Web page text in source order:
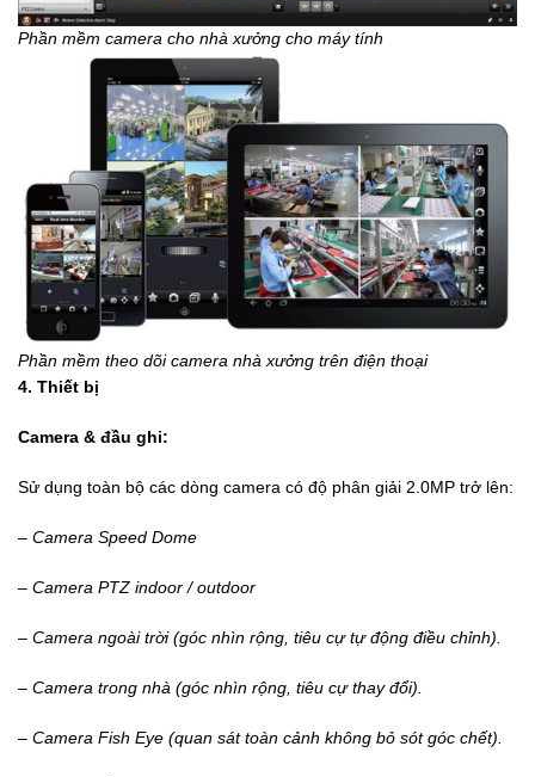
Phần mềm camera cho nhà xưởng cho máy tính
Phần mềm theo dõi camera nhà xưởng trên điện thoại
4. Thiết bị
Camera & đầu ghi:
Sử dụng toàn bộ các dòng camera có độ phân giải 2.0MP trở lên:
– Camera Speed Dome
– Camera PTZ indoor /outdoor
– Camera ngoài trời(góc nhìn rộng, tiêu cự tự động điều chỉnh).
– Camera trong nhà (góc nhìn rộng, tiêu cự thay đổi).
– Camera Fish Eye (quan sát toàn cảnh không bỏ sót góc chết).